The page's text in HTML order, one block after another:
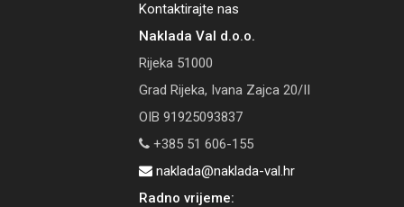
Kontaktirajte nas
Naklada Val d.o.o.
Rijeka 51000
Grad Rijeka, Ivana Zajca 20/II
OIB 91925093837
+385 51 606-155
naklada@naklada-val.hr
Radno vrijeme: